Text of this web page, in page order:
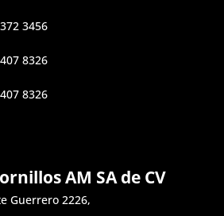
3456
8326
8326
AM SA de CV
Guerrero 2226,